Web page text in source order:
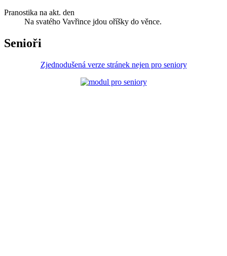
Pranostika na akt. den
Na svatého Vavřince jdou oříšky do věnce.
Senioři
Zjednodušená verze stránek nejen pro seniory